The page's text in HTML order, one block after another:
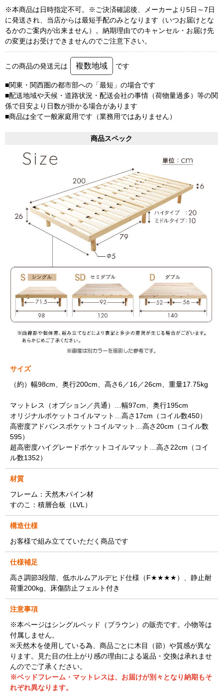
※本商品は日時指定不可。※ご決済確認後、メーカーより5日～7日
に発送され、当店からは最短手配のみとなります（いつお届けとな
るかのご案内が出来ません）。納期理由でのキャンセル・お届け先
の変更はお受けできませんのでご注意下さい。
この商品の発送元は 複数地域 です
■関東・関西圏の都市部への「最短」の場合です
■配送地域や天候・道路状況・配送会社の事情（荷物量過多）等の関
係で目安より日数が掛かる場合があります
■商品は全て一般家庭用です（業務用ではありません）
商品スペック
サイズ
（約）幅98cm、奥行200cm、高さ6／16／26cm、重量17.75kg
マットレス（オプション／共通）…幅97cm、奥行195cm
オリジナルポケットコイルマット…高さ17cm（コイル数450）
高密度アドバンスポケットコイルマット…高さ20cm（コイル数
595）
超高密度ハイグレードポケットコイルマット…高さ22cm（コイ
ル数1352）
材質
フレーム：天然木パイン材
すのこ：積層合板（LVL）
構造仕様
お客様で組み立てていただく商品です
仕様補足
高さ調節3段階、低ホルムアルデヒド仕様（F★★★★）、静止耐
荷重200kg、床傷防止フェルト付き
注意事項
※本ページはシングルベッド（ブラウン）の販売です。小物等は
付属しません。
※天然木を使用している為、商品ごとに木目（節）や質感が異な
ります。見た目の仕上がり感の理由による返品・交換は承れませ
んのでご了承ください。
※ベッドフレーム・マットレスは、お届けが別々となり納期もそ
れぞれ異なります。